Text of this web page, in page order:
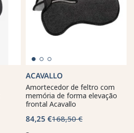
ACAVALLO
Amortecedor de feltro com
memória de forma elevação
frontal Acavallo
84,25 €168,50 €